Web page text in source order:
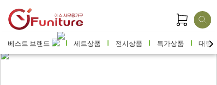
베스트 브랜드 세트상품 전시상품 특가상품 대량